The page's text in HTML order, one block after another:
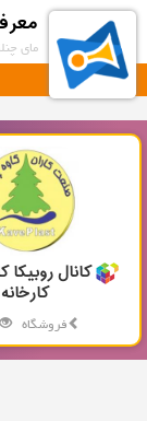
مای
کانال روبیکا
کارخانه
فروشگاه
تولید و پخش